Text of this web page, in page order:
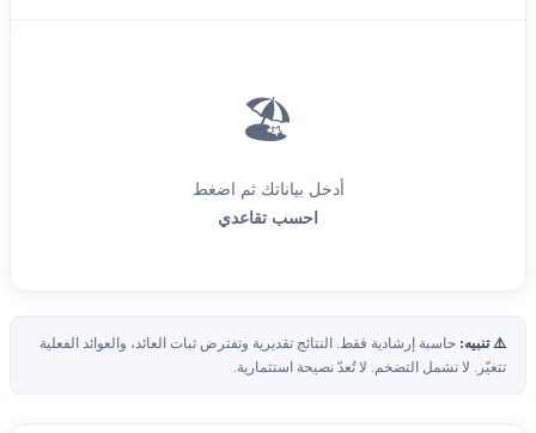
🏖️
أدخل بياناتك ثم اضغط
احسب تقاعدي
⚠️ تنبيه: حاسبة إرشادية فقط. النتائج تقديرية وتفترض ثبات العائد، والعوائد الفعلية
تتغيّر. لا تشمل التضخم. لا تُعدّ نصيحة استثمارية.